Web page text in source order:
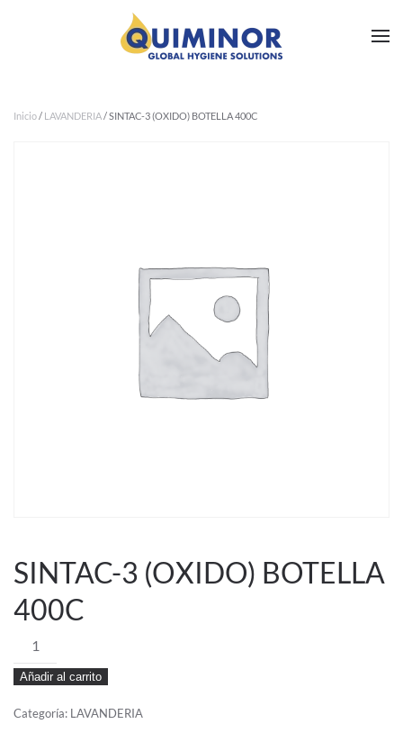
Ir al contenido principal
Inicio/ LAVANDERIA/ SINTAC-3 (OXIDO) BOTELLA 400C
SINTAC-3 (OXIDO) BOTELLA
400C
SINTAC-
3
(OXIDO)
BOTELLA
Añadir al carrito
Categoría: LAVANDERIA